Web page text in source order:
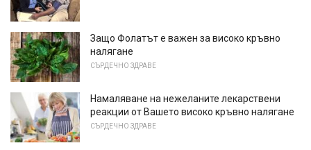
Защо Фолатът е важен за високо кръвно
налягане
СЪРДЕЧНО ЗДРАВЕ
Намаляване на нежеланите лекарствени
реакции от Вашето високо кръвно налягане
СЪРДЕЧНО ЗДРАВЕ